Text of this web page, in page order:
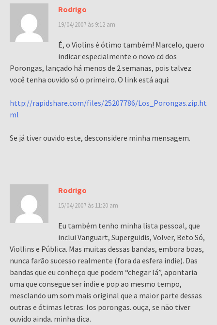
Rodrigo
19/04/2007 às 9:12 am
É, o Violins é ótimo também! Marcelo, quero
indicar especialmente o novo cd dos
Porongas, lançado há menos de 2 semanas, pois talvez
você tenha ouvido só o primeiro. O link está aqui:
http://rapidshare.com/files/25207786/Los_Porongas.zip.ht
ml
Se já tiver ouvido este, desconsidere minha mensagem.
Rodrigo
15/04/2007 às 11:20 am
Eu também tenho minha lista pessoal, que
inclui Vanguart, Superguidis, Volver, Beto Só,
Viollins e Pública. Mas muitas dessas bandas, embora boas,
nunca farão sucesso realmente (fora da esfera indie). Das
bandas que eu conheço que podem “chegar lá”, apontaria
uma que consegue ser indie e pop ao mesmo tempo,
mesclando um som mais original que a maior parte dessas
outras e ótimas letras: los porongas. ouça, se não tiver
ouvido ainda. minha dica.